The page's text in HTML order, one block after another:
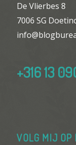
De Vlierbes 8
7006 SG
+316 13
VOLG MIJ OP